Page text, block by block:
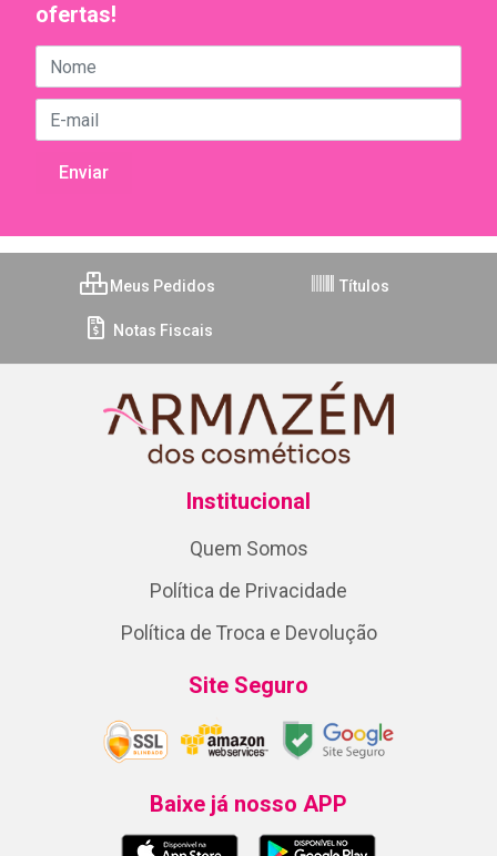
ofertas!
Meus Pedidos Títulos
Notas Fiscais
Institucional
Quem Somos
Política de Privacidade
Política de Troca e Devolução
Site Seguro
Baixe já nosso APP